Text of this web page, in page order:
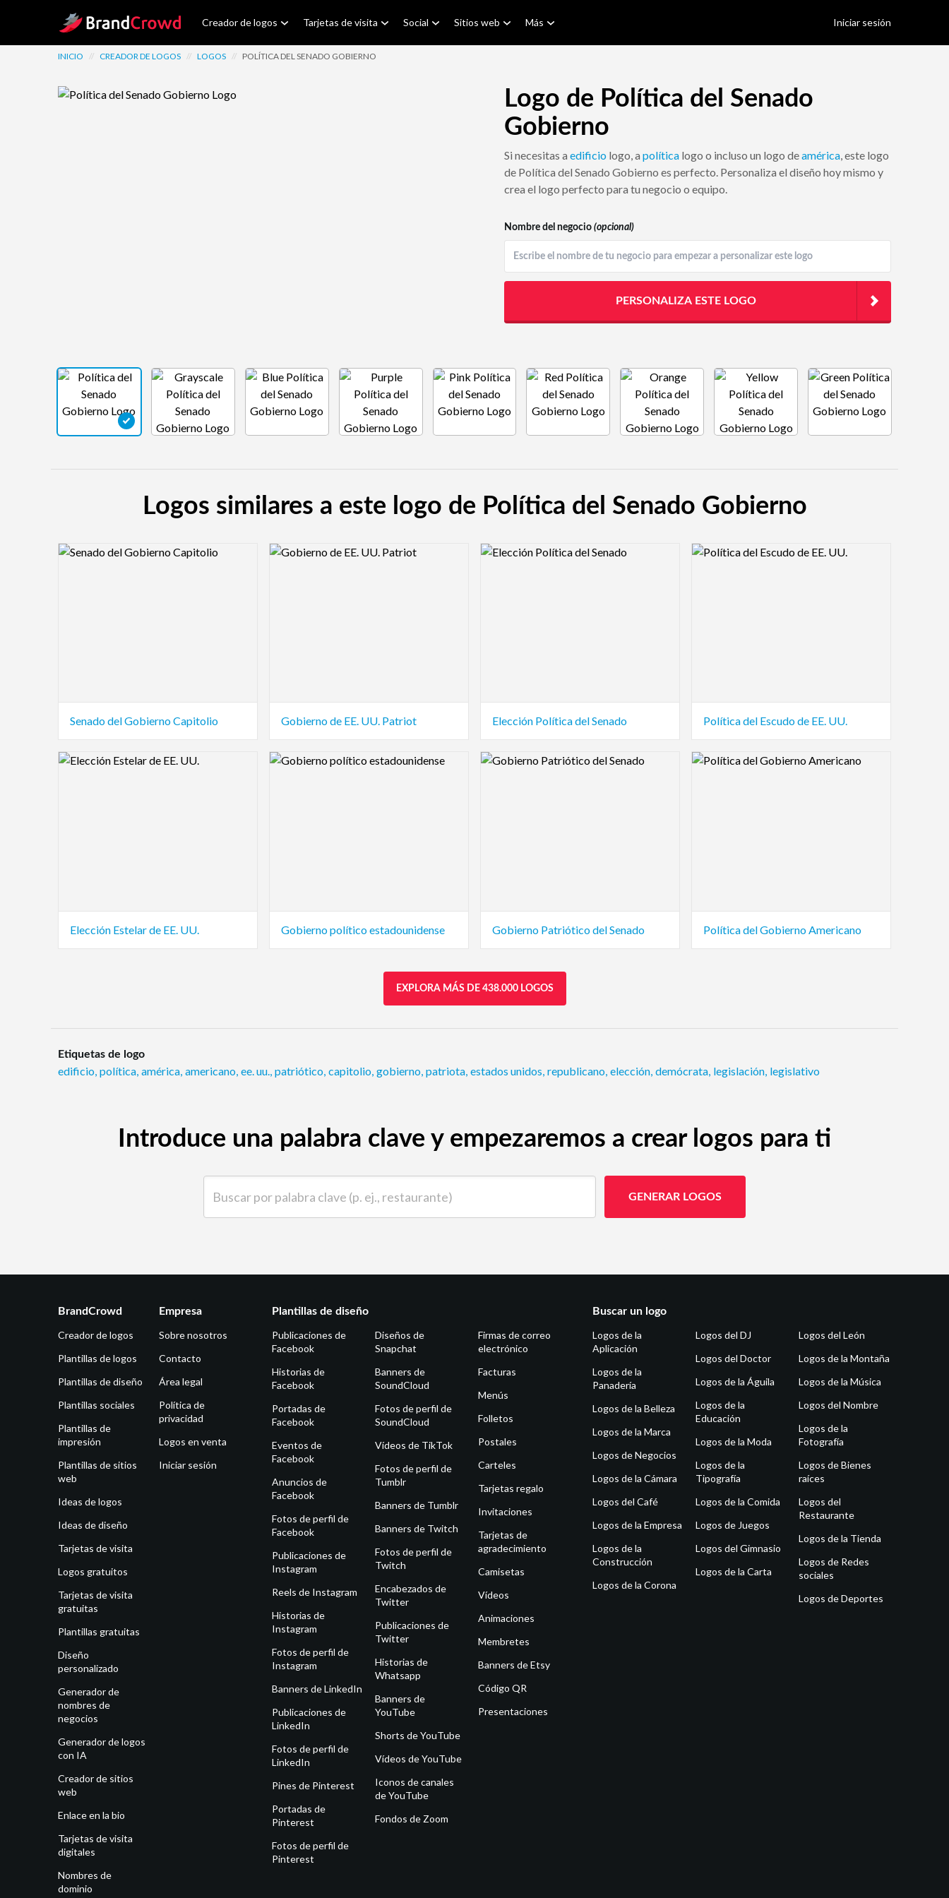
Site Logo Creador de logos Tarjetas de visita Social Sitios web Más Iniciar sesión
INICIO // CREADOR DE LOGOS // LOGOS // POLÍTICA DEL SENADO GOBIERNO
Logo de Política del Senado
Gobierno
Si necesitas a edificio logo, a política logo o incluso un logo deamérica, este logo
de Política del Senado Gobierno es perfecto. Personaliza el diseño hoy mismo y
crea el logo perfecto para tu negocio o equipo.
Nombre del negocio (opcional)
PERSONALIZA ESTE LOGO
Logos similares a este logo de Política del Senado Gobierno
Logo Preview Image
Senado del Gobierno Capitolio
Logo Preview Image
Gobierno de EE. UU. Patriot
Logo Preview Image
Elección Política del Senado
Logo Preview Image
Política del Escudo de EE. UU.
Logo Preview Image
Elección Estelar de EE. UU.
Logo Preview Image
Gobierno político estadounidense
Logo Preview Image
Gobierno Patriótico del Senado
Logo Preview Image
Política del Gobierno Americano
EXPLORA MÁS DE 438.000 LOGOS
Etiquetas de logo
edificio, política, américa, americano, ee. uu., patriótico, capitolio, gobierno, patriota, estados unidos, republicano, elección, demócrata, legislación, legislativo
Introduce una palabra clave y empezaremos a crear logos para ti
GENERAR LOGOS
BrandCrowd
Creador de logos
Plantillas de logos
Plantillas de diseño
Plantillas sociales
Plantillas de
impresión
Plantillas de sitios
web
Ideas de logos
Ideas de diseño
Tarjetas de visita
Logos gratuitos
Tarjetas de visita
gratuitas
Plantillas gratuitas
Diseño
personalizado
Generador de
nombres de
negocios
Generador de logos
con IA
Creador de sitios
web
Enlace en la bio
Tarjetas de visita
digitales
Nombres de
dominio
Empresa
Sobre nosotros
Contacto
Área legal
Política de
privacidad
Logos en venta
Iniciar sesión
Plantillas de diseño
Publicaciones de
Facebook
Historias de
Facebook
Portadas de
Facebook
Eventos de
Facebook
Anuncios de
Facebook
Fotos de perfil de
Facebook
Publicaciones de
Instagram
Reels de Instagram
Historias de
Instagram
Fotos de perfil de
Instagram
Banners de LinkedIn
Publicaciones de
LinkedIn
Fotos de perfil de
LinkedIn
Pines de Pinterest
Portadas de
Pinterest
Fotos de perfil de
Pinterest
Diseños de
Snapchat
Banners de
SoundCloud
Fotos de perfil de
SoundCloud
Vídeos de TikTok
Fotos de perfil de
Tumblr
Banners de Tumblr
Banners de Twitch
Fotos de perfil de
Twitch
Encabezados de
Twitter
Publicaciones de
Twitter
Historias de
Whatsapp
Banners de
YouTube
Shorts de YouTube
Vídeos de YouTube
Iconos de canales
de YouTube
Fondos de Zoom
Firmas de correo
electrónico
Facturas
Menús
Folletos
Postales
Carteles
Tarjetas regalo
Invitaciones
Tarjetas de
agradecimiento
Camisetas
Vídeos
Animaciones
Membretes
Banners de Etsy
Código QR
Presentaciones
Buscar un logo
Logos de la
Aplicación
Logos de la
Panadería
Logos de la Belleza
Logos de la Marca
Logos de Negocios
Logos de la Cámara
Logos del Café
Logos de la Empresa
Logos de la
Construcción
Logos de la Corona
Logos del DJ
Logos del Doctor
Logos de la Águila
Logos de la
Educación
Logos de la Moda
Logos de la
Tipografía
Logos de la Comida
Logos de Juegos
Logos del Gimnasio
Logos de la Carta
Logos del León
Logos de la Montaña
Logos de la Música
Logos del Nombre
Logos de la
Fotografía
Logos de Bienes
raíces
Logos del
Restaurante
Logos de la Tienda
Logos de Redes
sociales
Logos de Deportes